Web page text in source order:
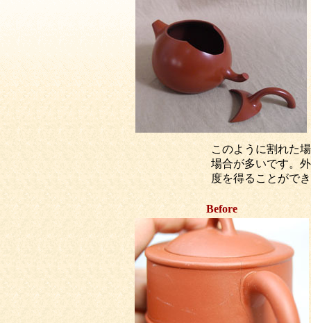
このように割れた
場合が多いです。
度を得ることがで
Before